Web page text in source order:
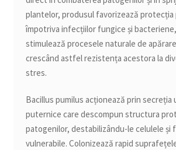
plantelor, produsul favorizează
împotriva infecțiilor fungice și
stimulează procesele naturale de
crescând astfel rezistența acestora la
stres.
Bacillus pumilus acționează prin secreția
puternice care descompun structura
patogenilor, destabilizându-le celulele și
vulnerabile. Colonizează rapid